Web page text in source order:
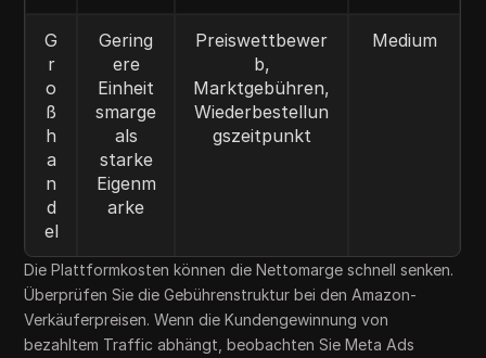
G
r
o
ß
h
a
n
d
el
Gering
ere
Einheit
smarge
als
starke
Eigenm
arke
Preiswettbewer
b,
Marktgebühren,
Wiederbestellun
gszeitpunkt
Medium
Die Plattformkosten können die Nettomarge schnell senken.
Überprüfen Sie die Gebührenstruktur bei den Amazon-
Verkäuferpreisen. Wenn die Kundengewinnung von
bezahltem Traffic abhängt, beobachten Sie Meta Ads